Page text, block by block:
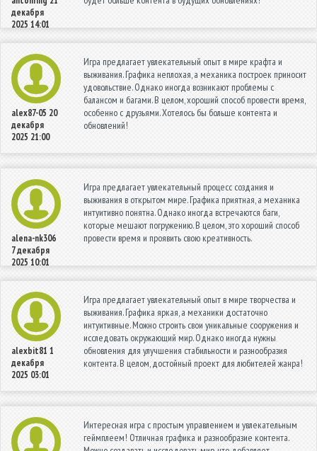
декабря
2025 14:01
alex87-05 20
декабря
2025 21:00
Игра предлагает увлекательный опыт в мире крафта и
выживания. Графика неплохая, а механика построек приносит
удовольствие. Однако иногда возникают проблемы с
балансом и багами. В целом, хороший способ провести время,
особенно с друзьями. Хотелось бы больше контента и
обновлений!
alena-nk306
7 декабря
2025 10:01
Игра предлагает увлекательный процесс создания и
выживания в открытом мире. Графика приятная, а механика
интуитивно понятна. Однако иногда встречаются баги,
которые мешают погружению. В целом, это хороший способ
провести время и проявить свою креативность.
alexbit81 1
декабря
2025 03:01
Игра предлагает увлекательный опыт в мире творчества и
выживания. Графика яркая, а механики достаточно
интуитивные. Можно строить свои уникальные сооружения и
исследовать окружающий мир. Однако иногда нужны
обновления для улучшения стабильности и разнообразия
контента. В целом, достойный проект для любителей жанра!
Интересная игра с простым управлением и увлекательным
геймплеем! Отличная графика и разнообразие контента.